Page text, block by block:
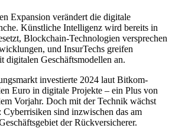
Expansion verändert die digitale
Künstliche Intelligenz wird bereits in
Blockchain-Technologien versprechen
und InsurTechs greifen
digitalen Geschäftsmodellen an.
investierte 2024 laut Bitkom-
Euro in digitale Projekte – ein Plus von
Vorjahr. Doch mit der Technik wächst
sind inzwischen das am
der Rückversicherer.